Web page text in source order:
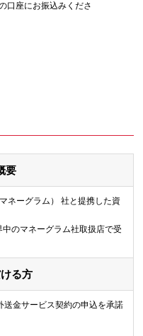
口座にお振込みくださ
要
ネーグラム） 社と提携した資
のマネーグラム社取扱店で受
る方
送金サービス契約の申込を承諾